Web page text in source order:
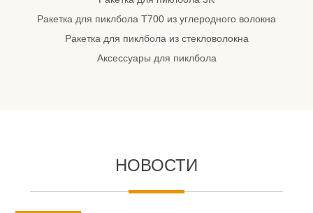
Ракетка для пиклбола T700 из углеродного волокна
Ракетка для пиклбола из стекловолокна
Аксессуары для пиклбола
HОВОСТИ